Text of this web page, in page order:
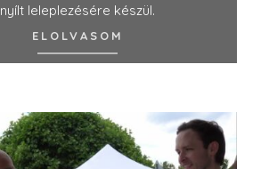
nyílt leleplezésére készül.
ELOLVASOM